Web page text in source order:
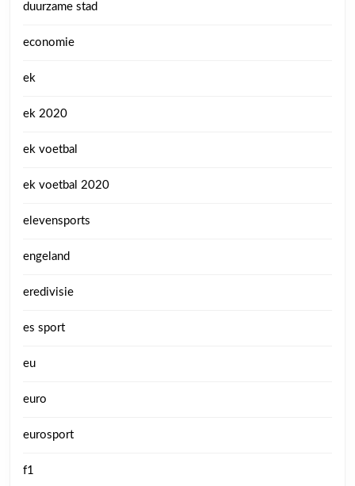
duurzame stad
economie
ek
ek 2020
ek voetbal
ek voetbal 2020
elevensports
engeland
eredivisie
es sport
eu
euro
eurosport
f1